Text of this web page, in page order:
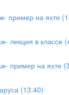
пример на яхте
лекция в классе
пример на яхте
(13:40)